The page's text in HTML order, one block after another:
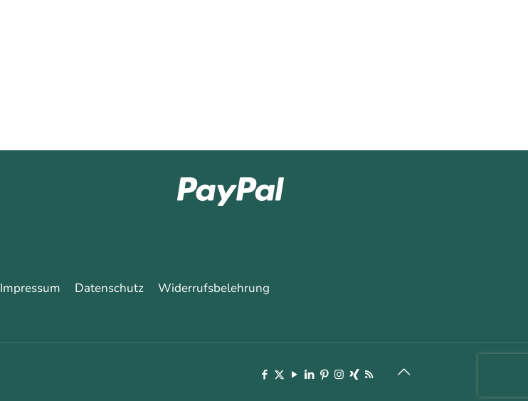
Impressum Datenschutz
Widerrufsbelehrung